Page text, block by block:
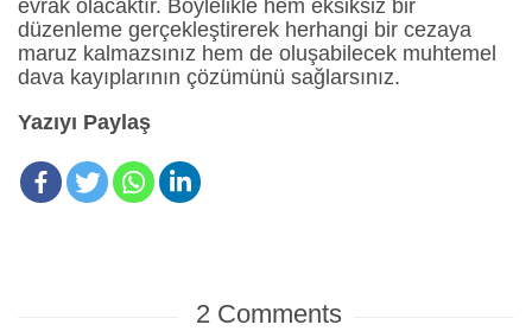
evrak olacaktır. Böylelikle hem eksiksiz bir
düzenleme gerçekleştirerek herhangi bir cezaya
maruz kalmazsınız hem de oluşabilecek muhtemel
dava kayıplarının çözümünü sağlarsınız.
Yazıyı Paylaş
2 Comments